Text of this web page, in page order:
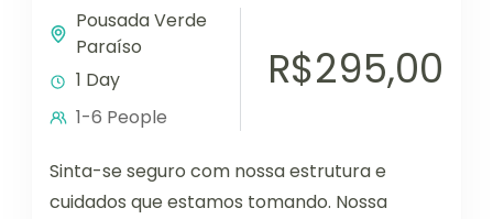
Pousada Verde
Paraíso
1 Day
1-6 People
R$295,00
Sinta-se seguro com nossa estrutura e
cuidados que estamos tomando. Nossa